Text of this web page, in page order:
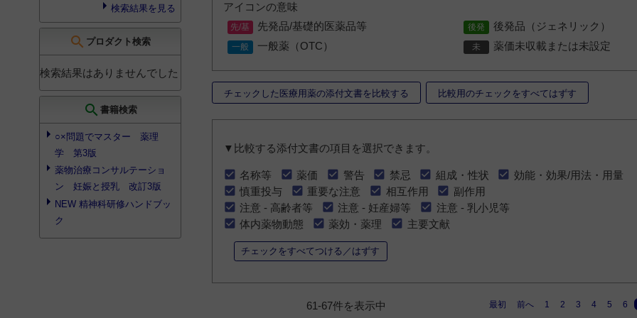
検索結果を見る
search プロダクト検索
検索結果はありませんでした
search 書籍検索
○×問題でマスター 薬理
学 第3版
薬物治療コンサルテーショ
ン 妊娠と授乳 改訂3版
NEW 精神科研修ハンドブッ
ク
アイコンの意味
先発品/基礎的医薬品等
後発品（ジェネリック）
一般薬（OTC）
薬価未収載または未設定
チェックした医療用薬の添付文書を比較する 比較用のチェックをすべてはずす
▼比較する添付文書の項目を選択できます。
名称等 薬価 警告 禁忌 組成・性状
効能・効果/用法・用量
慎重投与
重要な注意 相互作用
副作用
注意 - 高齢者等
注意 - 妊産婦等
注意 - 乳小児等
体内薬物動態
薬効・薬理 主要文献
チェックをすべてつける／はずす
61-67件を表示中 最初 前へ 1 2 3 4 5 6